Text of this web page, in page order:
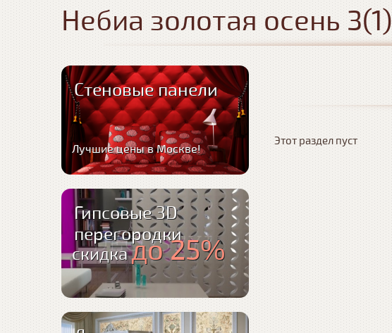
Небиа золотая осень 3(1)
Этот раздел пуст
Стеновые панели
Лучшие цены в Москве!
Гипсовые 3D
перегородки
скидкадо 25%